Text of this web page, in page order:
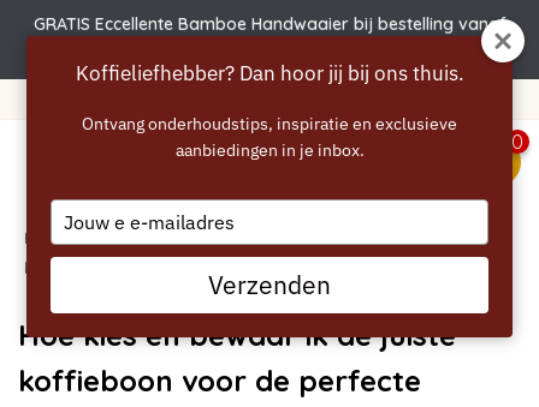
GRATIS Eccellente Bamboe Handwaaier bij bestelling vanaf
0
Home
/ Hoe kies en bewaar ik de juiste
koffieboon voor de perfecte koffie?
Hoe kies en bewaar ik de juiste
koffieboon voor de perfecte
Koffieliefhebber? Dan hoor jij bij ons thuis.
Ontvang onderhoudstips, inspiratie en exclusieve
aanbiedingen in je inbox.
Type
your
email
Verzenden